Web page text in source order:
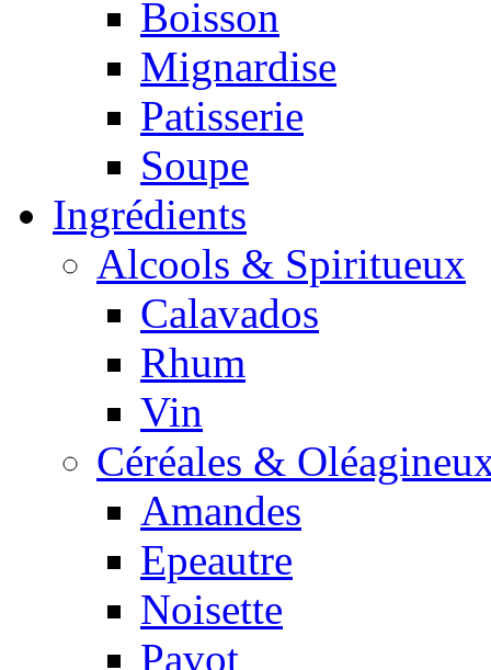
Boisson
Mignardise
Patisserie
Soupe
Ingrédients
Alcools & Spiritueux
Calavados
Rhum
Vin
Céréales &
Amandes
Epeautre
Noisette
Pavot